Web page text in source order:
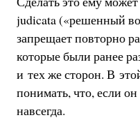
judicata («решенный
запрещает повторно
которые были ранее
и тех же сторон. В
понимать, что, если
навсегда.